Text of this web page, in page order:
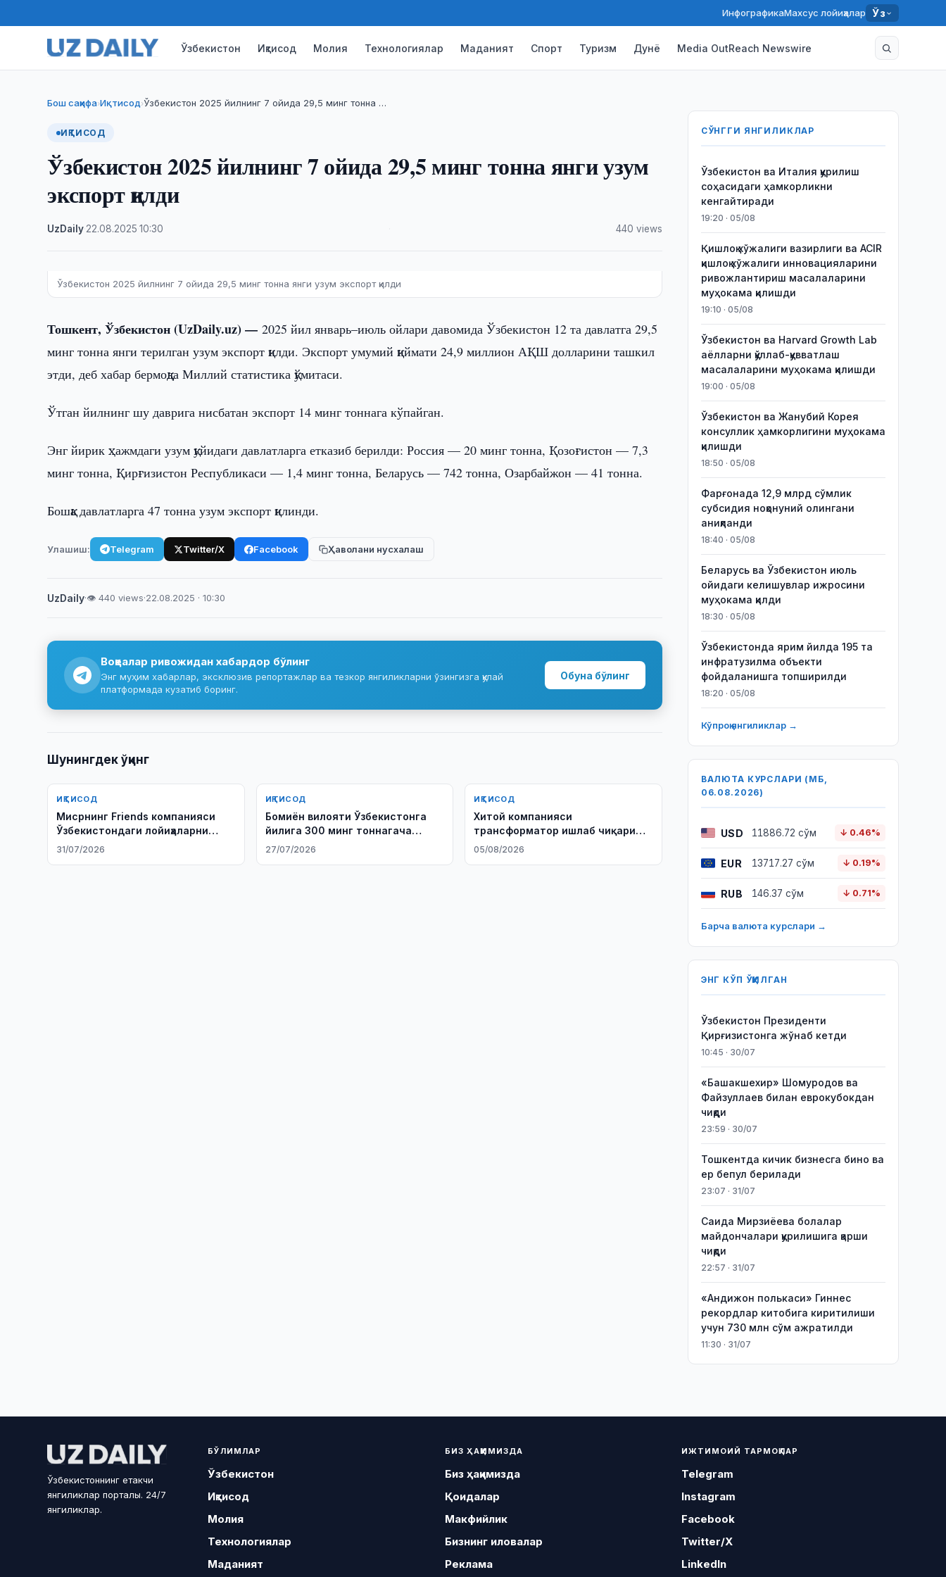
ИнфографикаМахсус лойиҳалар Ўз
Ўзбекистон Иқтисод Молия Технологиялар Маданият Спорт Туризм Дунё Media OutReach Newswire
Бош саҳифа›Иқтисод›Ўзбекистон 2025 йилнинг 7 ойида 29,5 минг тонна …
ИҚТИСОД
Ўзбекистон 2025 йилнинг 7 ойида 29,5 минг тонна янги узум
экспорт қилди
UzDaily 22.08.2025 ·10:30 440 views
Ўзбекистон 2025 йилнинг 7 ойида 29,5 минг тонна янги узум экспорт қилди
Тошкент, Ўзбекистон (UzDaily.uz) —2025 йил январь–июль ойлари давомида Ўзбекистон 12 та давлатга 29,5
минг тонна янги терилган узум экспорт қилди. Экспорт умумий қиймати 24,9 миллион АҚШ долларини ташкил
этди, деб хабар бермоқда Миллий статистика қўмитаси.
Ўтган йилнинг шу даврига нисбатан экспорт 14 минг тоннага кўпайган.
Энг йирик ҳажмдаги узум қуйидаги давлатларга етказиб берилди: Россия — 20 минг тонна, Қозоғистон — 7,3
минг тонна, Қирғизистон Республикаси — 1,4 минг тонна, Беларусь — 742 тонна, Озарбайжон — 41 тонна.
Бошқа давлатларга 47 тонна узум экспорт қилинди.
Улашиш: Telegram Twitter/X Facebook Ҳаволани нусхалаш
UzDaily·👁 440 views·22.08.2025 · 10:30
Воқеалар ривожидан хабардор бўлинг
Энг муҳим хабарлар, эксклюзив репортажлар ва тезкор янгиликларни ўзингизга қулай
платформада кузатиб боринг.
Обуна бўлинг
Шунингдек ўқинг
ИҚТИСОД
Мисрнинг Friends компанияси
Ўзбекистондаги лойиҳаларни
ўрганмоқда
31/07/2026
ИҚТИСОД
Бомиён вилояти Ўзбекистонга
йилига 300 минг тоннагача
картошка экспорт қилиши
27/07/2026
ИҚТИСОД
Хитой компанияси
трансформатор ишлаб чиқариш
лойиҳасини ишга туширади
05/08/2026
СЎНГГИ ЯНГИЛИКЛАР
Ўзбекистон ва Италия қурилиш
соҳасидаги ҳамкорликни
кенгайтиради
19:20 · 05/08
Қишлоқ хўжалиги вазирлиги ва ACIR
қишлоқ хўжалиги инновацияларини
ривожлантириш масалаларини
муҳокама қилишди
19:10 · 05/08
Ўзбекистон ва Harvard Growth Lab
аёлларни қўллаб-қувватлаш
масалаларини муҳокама қилишди
19:00 · 05/08
Ўзбекистон ва Жанубий Корея
консуллик ҳамкорлигини муҳокама
қилишди
18:50 · 05/08
Фарғонада 12,9 млрд сўмлик
субсидия ноқонуний олингани
аниқланди
18:40 · 05/08
Беларусь ва Ўзбекистон июль
ойидаги келишувлар ижросини
муҳокама қилди
18:30 · 05/08
Ўзбекистонда ярим йилда 195 та
инфратузилма объекти
фойдаланишга топширилди
18:20 · 05/08
Кўпроқ янгиликлар →
ВАЛЮТА КУРСЛАРИ (МБ,
06.08.2026)
USD 11886.72 сўм ↓ 0.46%
EUR 13717.27 сўм ↓ 0.19%
RUB 146.37 сўм ↓ 0.71%
Барча валюта курслари →
ЭНГ КЎП ЎҚИЛГАН
Ўзбекистон Президенти
Қирғизистонга жўнаб кетди
10:45 · 30/07
«Башакшехир» Шомуродов ва
Файзуллаев билан еврокубокдан
чиқди
23:59 · 30/07
Тошкентда кичик бизнесга бино ва
ер бепул берилади
23:07 · 31/07
Саида Мирзиёева болалар
майдончалари қурилишига қарши
чиқди
22:57 · 31/07
«Андижон полькаси» Гиннес
рекордлар китобига киритилиши
учун 730 млн сўм ажратилди
11:30 · 31/07
Ўзбекистоннинг етакчи
янгиликлар порталы. 24/7
янгиликлар.
БЎЛИМЛАР
Ўзбекистон
Иқтисод
Молия
Технологиялар
Маданият
БИЗ ҲАҚИМИЗДА
Биз ҳақимизда
Қоидалар
Макфийлик
Бизнинг иловалар
Реклама
ИЖТИМОИЙ ТАРМОҚЛАР
Telegram
Instagram
Facebook
Twitter/X
LinkedIn